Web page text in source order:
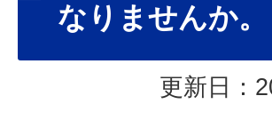
なりませんか。
更新日：